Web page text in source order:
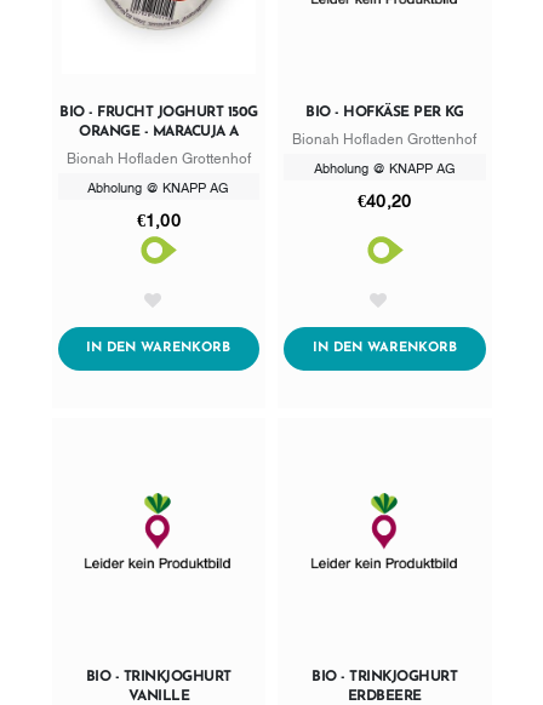
BIO - FRUCHT JOGHURT 150G
ORANGE - MARACUJA A
Bionah Hofladen Grottenhof
Abholung @ KNAPP AG
€1,00
IN DEN WARENKORBADDTOCART
BIO - HOFKÄSE PER KG
Bionah Hofladen Grottenhof
Abholung @ KNAPP AG
€40,20
IN DEN WARENKORBADDTOCART
BIO - TRINKJOGHURT
VANILLE
BIO - TRINKJOGHURT
ERDBEERE